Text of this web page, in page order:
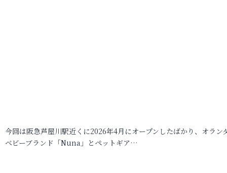
今回は阪急芦屋川駅近くに2026年4月にオープンしたばかり、オラン
ベビーブランド「Nuna」とペットギア…